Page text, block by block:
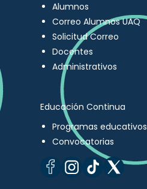
Alumnos
Correo Alumnos UAQ
Solicitud Correo
Docentes
Administrativos
Educación Continua
Programas educativos
Convocatorias